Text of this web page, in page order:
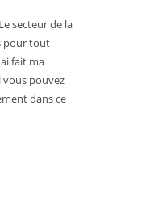
secteur de la
pour tout
fait ma
vous pouvez
dans ce